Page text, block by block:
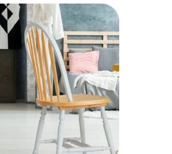
saiba como transformar seu
alugado com criatividade
não significa abrir mão de um
e acolhedor. Com soluções